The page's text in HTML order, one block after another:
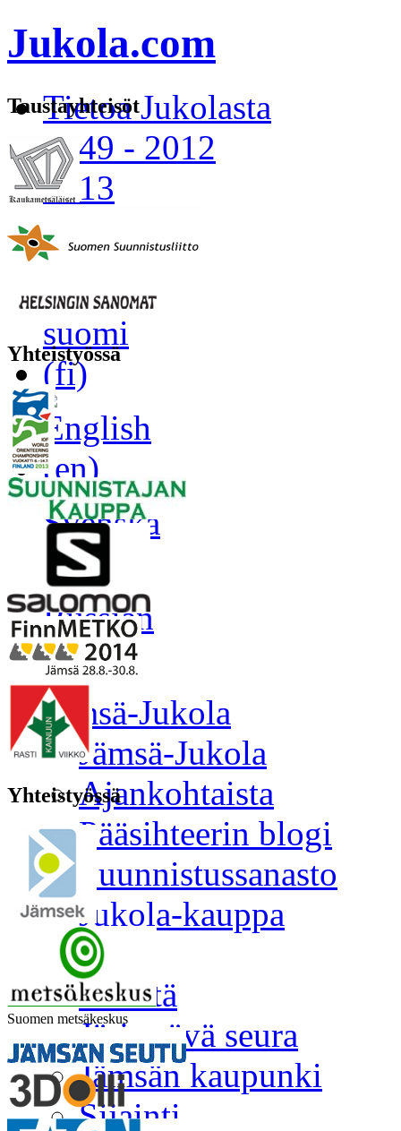
Jukola.com
Tietoa Jukolasta
1949 - 2012
2013
2014 -
Jämsä-Jukola
Jämsä-Jukola
Ajankohtaista
Pääsihteerin blogi
Suunnistussanasto
Jukola-kauppa
Yleistä
Yleistä
Järjestävä seura
Jämsän kaupunki
Sijainti
Taustayhteisöt
Yhteistyössä
Yhteistyössä
Suomen metsäkeskus